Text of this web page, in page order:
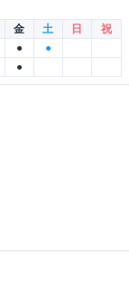
金 土 日
祝
●
●
●